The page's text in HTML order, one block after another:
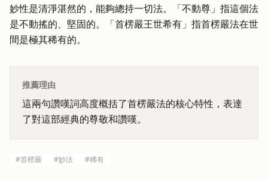
妙性是清淨湛然的，能夠總持一切法。「不動尊」指這個法
是不動搖的、堅固的。「首楞嚴王世希有」指首楞嚴法在世
間是極其稀有的。
推薦理由
這兩句讚嘆詞高度概括了首楞嚴法的核心特性，表達
了對這部經典的尊敬和讚嘆。
#首楞嚴 #妙法 #稀有